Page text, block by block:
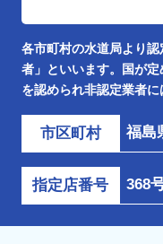
各市町村の水道局より
者」といいます。国が
を認められ非認定業者に
市区町村 福島
指定店番号 368